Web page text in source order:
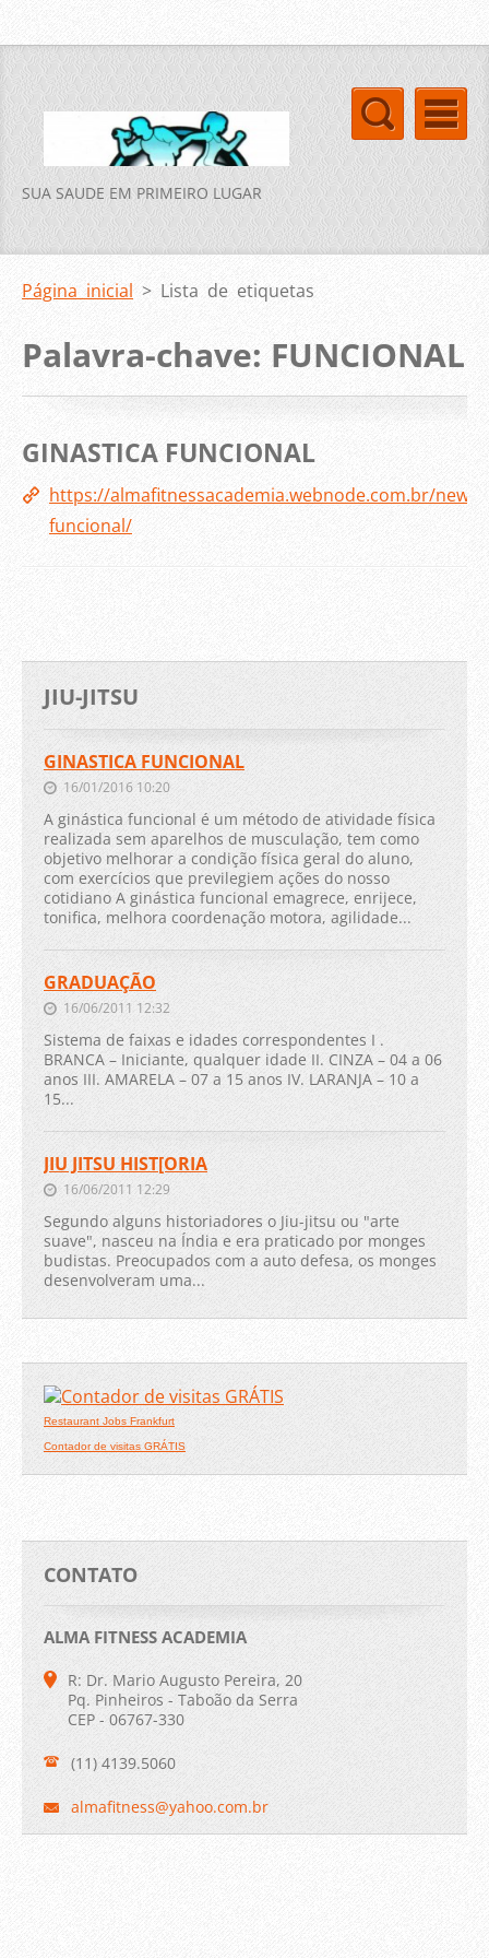
SUA SAUDE EM PRIMEIRO LUGAR
Página inicial > Lista de etiquetas
Palavra-chave: FUNCIONAL
GINASTICA FUNCIONAL
https://almafitnessacademia.webnode.com.br/news/
funcional/
JIU-JITSU
GINASTICA FUNCIONAL
16/01/2016 10:20
A ginástica funcional é um método de atividade física
realizada sem aparelhos de musculação, tem como
objetivo melhorar a condição física geral do aluno,
com exercícios que previlegiem ações do nosso
cotidiano A ginástica funcional emagrece, enrijece,
tonifica, melhora coordenação motora, agilidade...
GRADUAÇÃO
16/06/2011 12:32
Sistema de faixas e idades correspondentes I .
BRANCA – Iniciante, qualquer idade II. CINZA – 04 a 06
anos III. AMARELA – 07 a 15 anos IV. LARANJA – 10 a
15...
JIU JITSU HIST[ORIA
16/06/2011 12:29
Segundo alguns historiadores o Jiu-jitsu ou "arte
suave", nasceu na Índia e era praticado por monges
budistas. Preocupados com a auto defesa, os monges
desenvolveram uma...
Restaurant Jobs Frankfurt
Contador de visitas GRÁTIS
CONTATO
ALMA FITNESS ACADEMIA
R: Dr. Mario Augusto Pereira, 20
Pq. Pinheiros - Taboão da Serra
CEP - 06767-330
(11) 4139.5060
almafitness@yahoo.com.br